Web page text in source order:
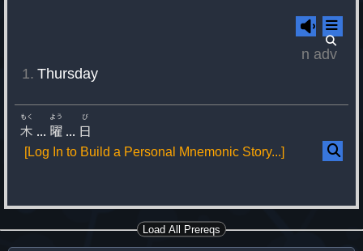
n adv
Thursday
木
もく
... 曜
よう
... 日
び
[Log In to Build a Personal Mnemonic Story...]
Load All Prereqs